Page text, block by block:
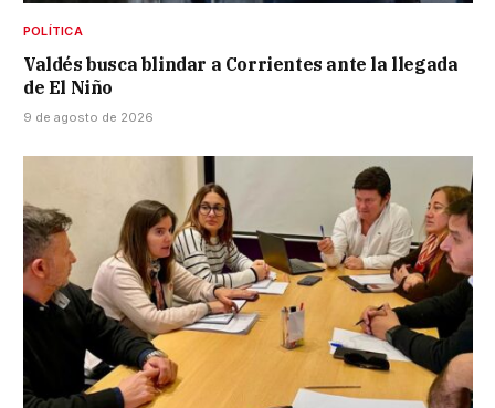
POLÍTICA
Valdés busca blindar a Corrientes ante la llegada
de El Niño
9 de agosto de 2026